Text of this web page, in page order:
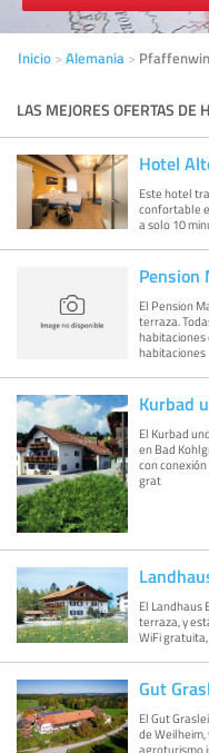
Inicio Alemania
LAS MEJORES OFERTAS DE
Hotel
Este hotel
confortable
a solo 10
Pension
El Pension
terraza.
habitaciones
habitaciones
Kurbad
El Kurbad
en Bad
con
grat
El Landhaus
terraza, y
WiFi
Gut
El Gut
de Weilheim,
agroturismo